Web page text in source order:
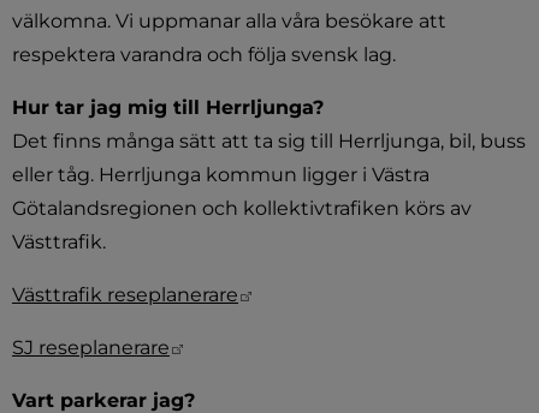
välkomna. Vi uppmanar alla våra besökare att
respektera varandra och följa svensk lag.
Hur tar jag mig till Herrljunga?
Det finns många sätt att ta sig till Herrljunga, bil, buss
eller tåg. Herrljunga kommun ligger i Västra
Götalandsregionen och kollektivtrafiken körs av
Västtrafik.
Västtrafik reseplanerare
SJ reseplanerare
Vart parkerar jag?